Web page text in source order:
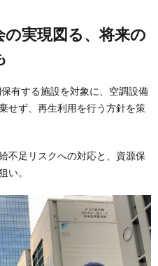
有する施設を対象に、空調設備
せず、再生利用を行う方針を策
不足リスクへの対応と、資源保
い。